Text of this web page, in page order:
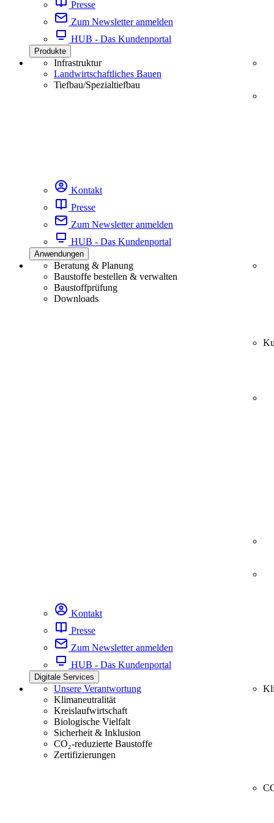
Presse
Zum Newsletter anmelden
HUB - Das Kundenportal
Produkte
Infrastruktur
Landwirtschaftliches Bauen
Tiefbau/Spezialtiefbau
Kontakt
Presse
Zum Newsletter anmelden
HUB - Das Kundenportal
Anwendungen
Beratung & Planung
Baustoffe bestellen & verwalten
Baustoffprüfung
Downloads
Kontakt
Presse
Zum Newsletter anmelden
HUB - Das Kundenportal
Digitale Services
Unsere Verantwortung
Klimaneutralität
Kreislaufwirtschaft
Biologische Vielfalt
Sicherheit & Inklusion
CO₂-reduzierte Baustoffe
Zertifizierungen